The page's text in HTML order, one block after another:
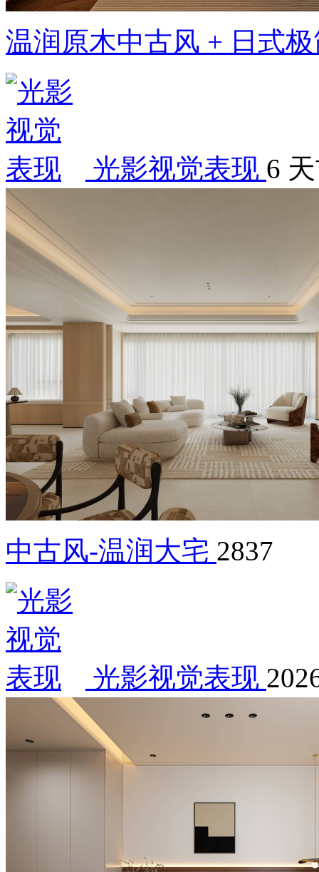
温润原木中古风 + 日式
光影视觉表现 6
中古风-温润大宅 2837
光影视觉表现